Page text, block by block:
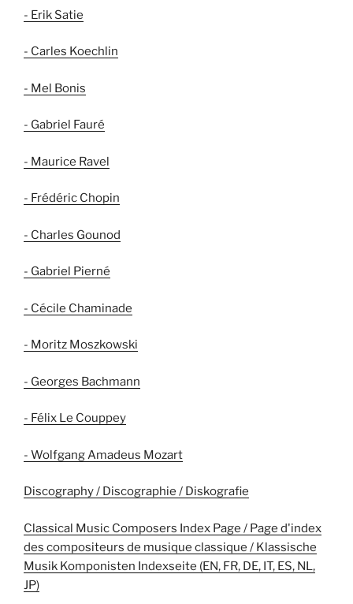
- Erik Satie
- Carles Koechlin
- Mel Bonis
- Gabriel Fauré
- Maurice Ravel
- Frédéric Chopin
- Charles Gounod
- Gabriel Pierné
- Cécile Chaminade
- Moritz Moszkowski
- Georges Bachmann
- Félix Le Couppey
- Wolfgang Amadeus Mozart
Discography / Discographie / Diskografie
Classical Music Composers Index Page / Page d'index
des compositeurs de musique classique / Klassische
Musik Komponisten Indexseite (EN, FR, DE, IT, ES, NL,
JP)